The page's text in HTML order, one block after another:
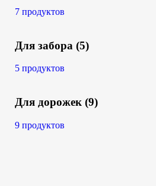
7 продуктов
Для забора (5)
5 продуктов
Для дорожек (9)
9 продуктов